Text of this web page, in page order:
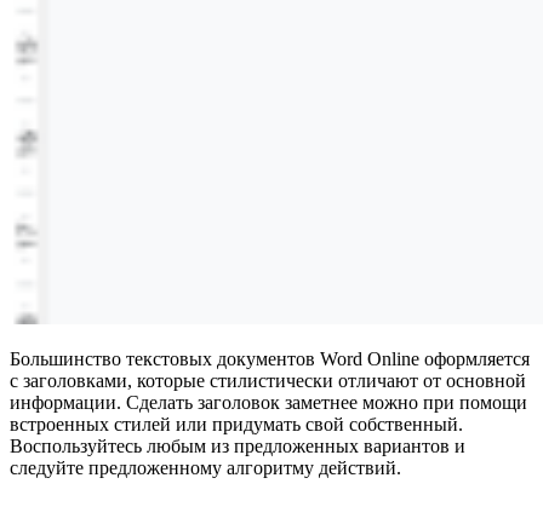
Большинство текстовых документов Word Online оформляется
с заголовками, которые стилистически отличают от основной
информации. Сделать заголовок заметнее можно при помощи
встроенных стилей или придумать свой собственный.
Воспользуйтесь любым из предложенных вариантов и
следуйте предложенному алгоритму действий.